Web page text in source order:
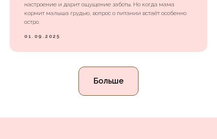
настроение и дарит ощущение заботы. Но когда мама
кормит малыша грудью, вопрос о питании встаёт особенно
остро.
01.09.2025
Больше